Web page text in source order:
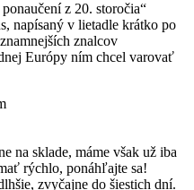
z 20. storočia“
napísaný v lietadle krátko po
znalcov
Európy ním chcel varovať
na sklade, máme však už iba
rýchlo, ponáhľajte sa!
zvyčajne do šiestich dní.